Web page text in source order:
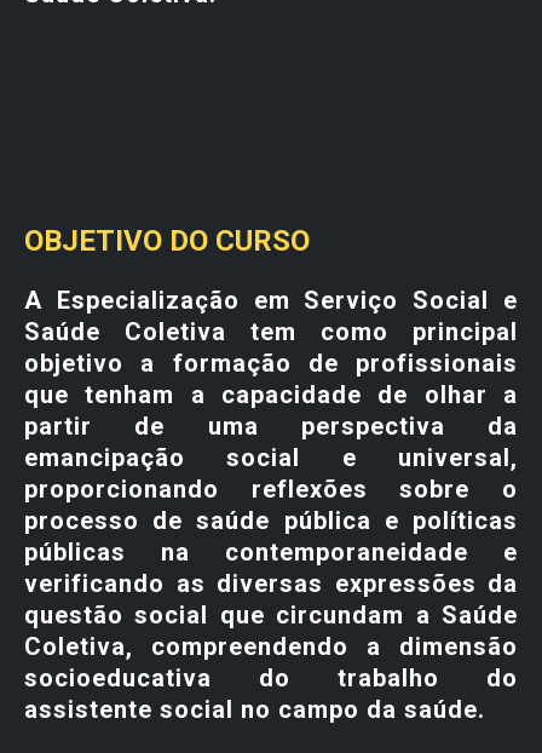
OBJETIVO DO CURSO
A Especialização em Serviço Social e
Saúde Coletiva tem como principal
objetivo a formação de profissionais
que tenham a capacidade de olhar a
partir de uma perspectiva da
emancipação social e universal,
proporcionando reflexões sobre o
processo de saúde pública e políticas
públicas na contemporaneidade e
verificando as diversas expressões da
questão social que circundam a Saúde
Coletiva, compreendendo a dimensão
socioeducativa do trabalho do
assistente social no campo da saúde.